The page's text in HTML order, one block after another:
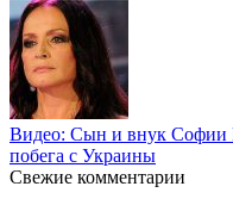
Видео: Сын и внук Софии
побега с Украины
Свежие комментарии